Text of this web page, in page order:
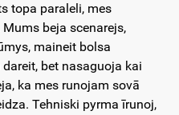
topa paraleli, mes
beja scenarejs,
maineit bolsa
bet nasaguoja kai
ka mes runojam sovā
Tehniski pyrma īrunoj,